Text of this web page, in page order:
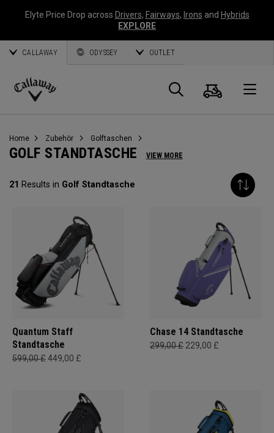
Elyte Price Drop across Drivers, Fairways, Irons and Hybrids
EXPLORE
CALLAWAY ODYSSEY OUTLET
Callaway
Suche
Home Zubehör Golftaschen
GOLF STANDTASCHE VIEW MORE
21 Results in Golf Standtasche
Quantum Staff
Standtasche
599,00 £449,00 £
Chase 14 Standtasche
299,00 £ 229,00 £